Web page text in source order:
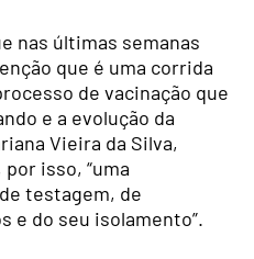
nas últimas semanas
que é uma corrida
de vacinação que
e a evolução da
Vieira da Silva,
isso, “uma
testagem, de
e do seu isolamento”.